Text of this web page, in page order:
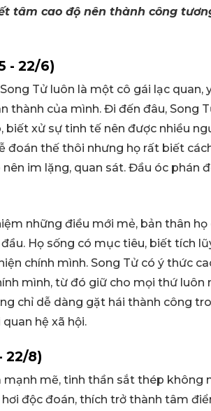
tâm cao độ nên thành công
- 22/6)
Tử luôn là một cô gái lạc quan,
thành của mình. Đi đến đâu, Song
biết xử sự tinh tế nên được nhiều
đoán thế thôi nhưng họ rất biết
im lặng, quan sát. Đầu óc phán
những điều mới mẻ, bản thân
Họ sống có mục tiêu, biết tích
chính mình. Song Tử có ý thức
mình, từ đó giữ cho mọi thứ
chỉ dễ dàng gặt hái thành công
hệ xã hội.
22/8)
mẽ, tinh thần sắt thép không
hơi độc đoán, thích trở thành tâm